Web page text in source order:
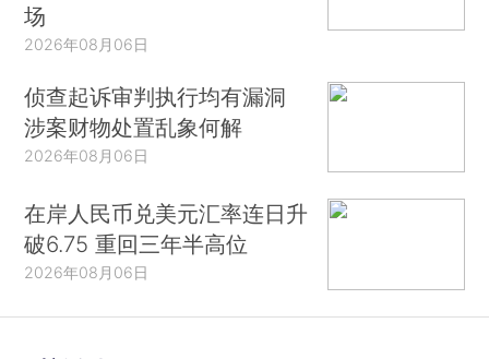
场
2026年08月06日
侦查起诉审判执行均有漏洞
涉案财物处置乱象何解
2026年08月06日
在岸人民币兑美元汇率连日升
破6.75 重回三年半高位
2026年08月06日